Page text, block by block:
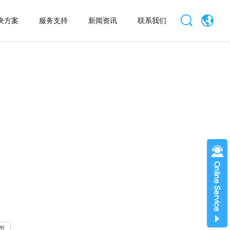
方案 服务支持 新闻资讯 联系我们